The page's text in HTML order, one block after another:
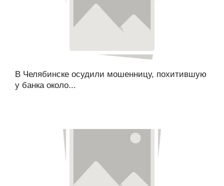
В Челябинске осудили мошенницу, похитившую
у банка около...